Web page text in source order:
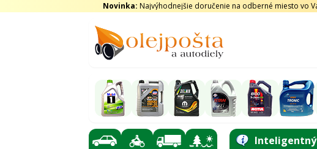
Novinka: Najvýhodnejšie doručenie na odberné miesto vo